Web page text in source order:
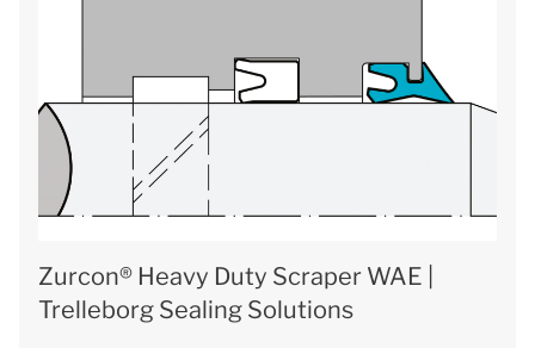
Zurcon® Heavy Duty Scraper WAE |
Trelleborg Sealing Solutions